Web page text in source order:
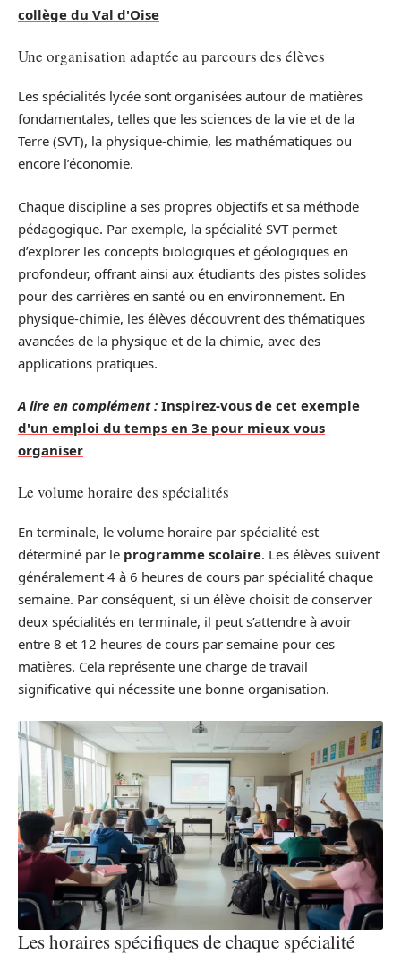
collège du Val d'Oise
Une organisation adaptée au parcours des élèves
Les spécialités lycée sont organisées autour de matières
fondamentales, telles que les sciences de la vie et de la
Terre (SVT), la physique-chimie, les mathématiques ou
encore l’économie.
Chaque discipline a ses propres objectifs et sa méthode
pédagogique. Par exemple, la spécialité SVT permet
d’explorer les concepts biologiques et géologiques en
profondeur, offrant ainsi aux étudiants des pistes solides
pour des carrières en santé ou en environnement. En
physique-chimie, les élèves découvrent des thématiques
avancées de la physique et de la chimie, avec des
applications pratiques.
A lire en complément : Inspirez-vous de cet exemple
d'un emploi du temps en 3e pour mieux vous
organiser
Le volume horaire des spécialités
En terminale, le volume horaire par spécialité est
déterminé par le programme scolaire. Les élèves suivent
généralement 4 à 6 heures de cours par spécialité chaque
semaine. Par conséquent, si un élève choisit de conserver
deux spécialités en terminale, il peut s’attendre à avoir
entre 8 et 12 heures de cours par semaine pour ces
matières. Cela représente une charge de travail
significative qui nécessite une bonne organisation.
Les horaires spécifiques de chaque spécialité